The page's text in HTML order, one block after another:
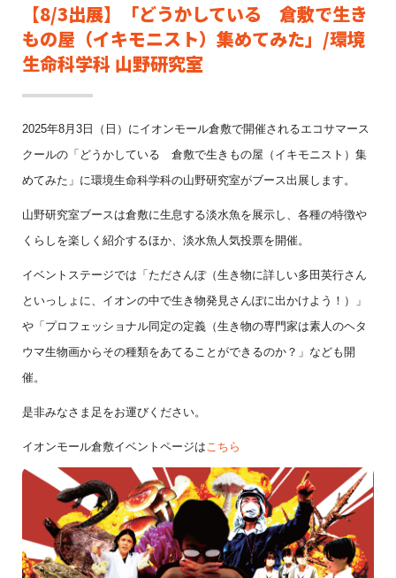
【8/3出展】「どうかしている 倉敷で生き
もの屋（イキモニスト）集めてみた」/環境
生命科学科 山野研究室
2025年8月3日（日） にイオンモール倉敷で開催されるエコサマース
クールの「 どうかしている 倉敷で生きもの屋（イキモニスト）集
めてみた」 に環境生命科学科の山野研究室がブース出展します。
山野研究室ブースは倉敷に生息する淡水魚を展示し、 各種の特徴や
くらしを楽しく紹介するほか、 淡水魚人気投票を開催。
イベントステージでは「たださんぽ（生き物に詳しい多田英行さん
といっしょに、イオンの中で生き物発見さんぽに出かけよう！）」
や 「プロフェッショナル同定の定義（生き物の専門家は素人のヘタ
ウマ生物画からその種類をあてることができるのか？」なども開
催。
是非みなさま足をお運びください。
イオンモール倉敷イベントページはこちら